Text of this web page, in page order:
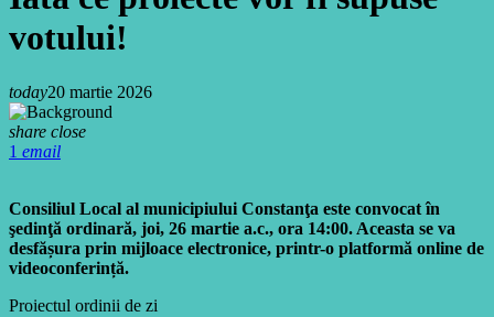
votului!
today20 martie 2026
share close
1 email
Consiliul Local al municipiului Constanţa este convocat în
şedinţă ordinară, joi, 26 martie a.c., ora 14:00. Aceasta se va
desfășura prin mijloace electronice, printr-o platformă online de
videoconferință.
Proiectul ordinii de zi